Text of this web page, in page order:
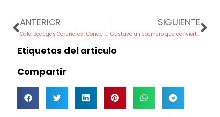
Prev
ANTERIOR
Cata Bodegas Coruña del Conde en Seña Wine Bar
SIGUIENTE
Gustavo un cocinero que convierte cada etapa en una referencia gastronómica
Etiquetas del articulo
Compartir